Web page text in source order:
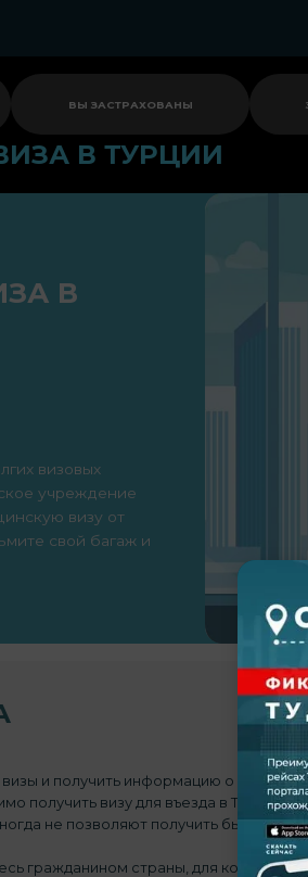
ВЫ ЗАСТРАХОВАНЫ
В ТУРЦИИ
В
визовых
учреждение
визу от
свой багаж и
и получить информацию о
получить визу для въезда в Турцию,
не позволяют получить быструю
гражданином страны, для которой